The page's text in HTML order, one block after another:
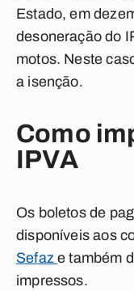
Estado, em
desoneração do
motos. Neste
a isenção.
Como
IPVA
Os boletos de
disponíveis aos
Sefaze também
impressos.